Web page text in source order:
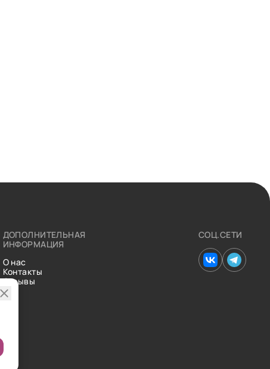
ДОПОЛНИТЕЛЬНАЯ
ИНФОРМАЦИЯ
О нас
Контакты
Отзывы
СОЦ.СЕТИ